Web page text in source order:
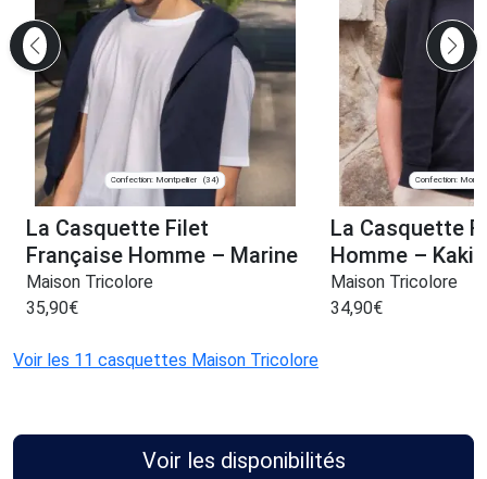
Confection: Montpellier (34)
La Casquette Filet
Française Homme – Marine
Maison Tricolore
35,90€
Confection:
La Casquette
Homme – Kaki
Maison Tricolore
34,90€
Voir les 11 casquettes Maison Tricolore
Voir les disponibilités